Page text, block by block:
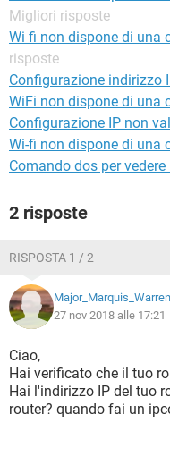
Migliori risposte
Wi fi non dispone di una
risposte
Configurazione indirizzo
WiFi non dispone di una
Configurazione IP non
Wi-fi non dispone di una
Comando dos per vedere
2 risposte
RISPOSTA 1 / 2
Major_Marquis_Warren
27 nov 2018 alle 17:21
Ciao,
Hai verificato che il tuo
Hai l'indirizzo IP del tuo
router? quando fai un